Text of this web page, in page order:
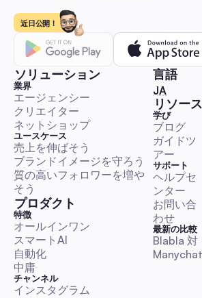
インフルエンサー・マーケティ
企業向け2026年自動化プレイブ
測定
オーストラリアを中心にした自動化優
す。ステップバイステップのDMとコ
ー、すぐに使えるテンプレート、KPI
イアンスガイダンスが含まれています
ングキャンペーンを迅速に開始、拡
ちましょう。
コメント＆DM自動化
2025年世界親切の日プレイブッ
ャルマネージャーのための自動
実践的で即実行可能なガイドです。オ
レンダー、コピー＆ペーストできる
レーションルール、オートメーション
す。時間を節約し、KPIテンプレート
使って信頼性のある親切キャンペーン
コメント＆DM自動化
近日公開！
ソリューション
業界
エージェンシー
クリエイター
ネットショップ
ユースケース
売上を伸ばそう
ブランドイメージを守ろう
質の高いフォロワーを増や
そう
プロダクト
特徴
オールインワン
スマートAI
自動化
中庸
チャンネル
インスタグラム
リソース
学び
ブログ
ガイドツ
アー
サポート
ヘルプセ
ンター
お問い合
わせ
最新の比較
Blabla 対
Manychat
言語
JA